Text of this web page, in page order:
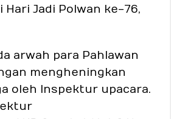
Jadi Polwan ke-76,
arwah para Pahlawan
mengheningkan
oleh Inspektur upacara.